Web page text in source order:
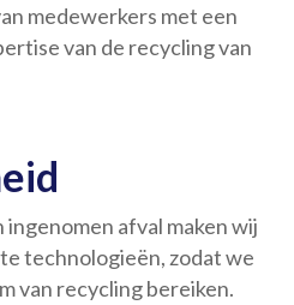
medewerkers met een
van de recycling van
afval maken wij
technologieën, zodat we
van recycling bereiken.